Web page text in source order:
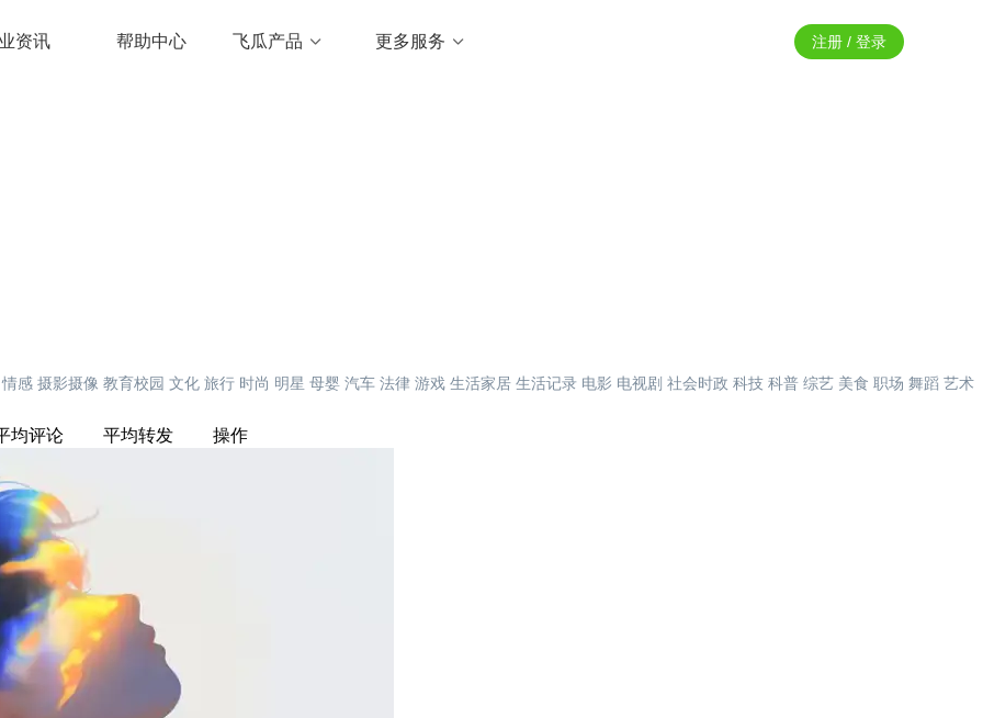
资讯 帮助中心 飞瓜产品 更多服务 注册 / 登录
情感 摄影摄像 教育校园 文化 旅行 时尚 明星 母婴 汽车 法律 游戏 生活家居 生活记录 电影 电视剧 社会时政 科技 科普 综艺 美食 职场 舞蹈 艺术
均评论 平均转发 操作